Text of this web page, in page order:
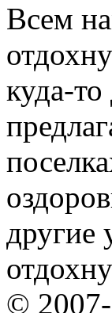
Всем
куда-
другие
©